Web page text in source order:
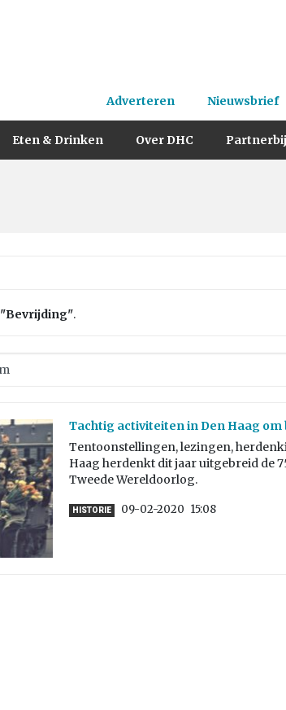
Adverteren Nieuwsbrief
Eten & Drinken Over DHC
"Bevrijding".
Tachtig activiteiten in Den Haag
Tentoonstellingen, lezingen,
Haag herdenkt dit jaar uitgebreid de
Tweede Wereldoorlog.
HISTORIE 09-02-2020 15:08